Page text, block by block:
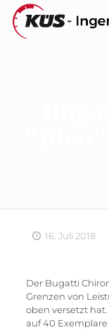
16. Juli 2018
Der Bugatti
Grenzen von
oben versetzt
auf 40 Exemplare